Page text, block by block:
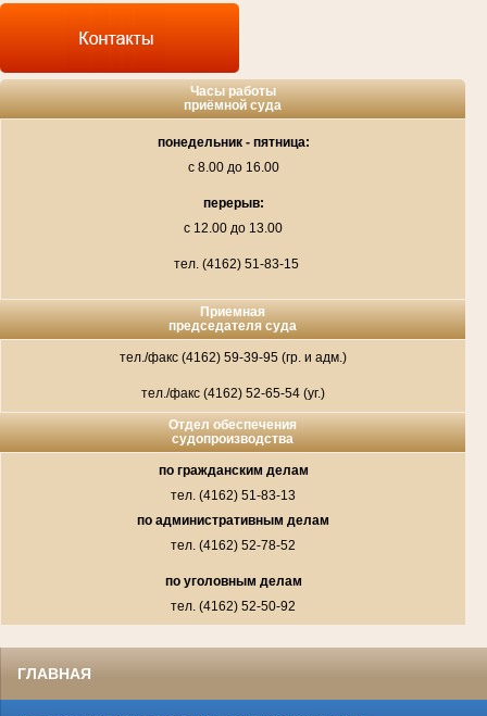
Часы работы
приёмной суда
понедельник - пятница:
с 8.00 до 16.00
перерыв:
с 12.00 до 13.00
тел. (4162) 51-83-15
Приемная
председателя суда
тел./факс (4162) 59-39-95 (гр. и адм.)
тел./факс (4162) 52-65-54 (уг.)
Отдел обеспечения
судопроизводства
по гражданским делам
тел. (4162) 51-83-13
по административным делам
тел. (4162) 52-78-52
по уголовным делам
тел. (4162) 52-50-92
ГЛАВНАЯ